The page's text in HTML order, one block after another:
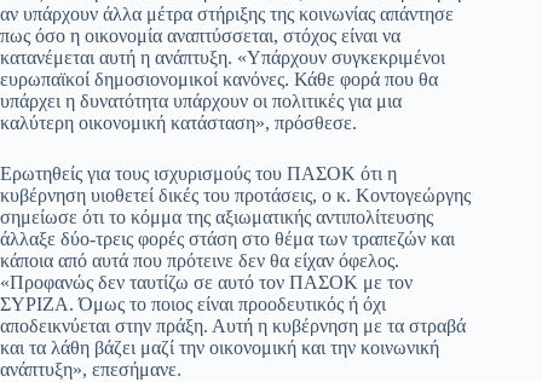
αν υπάρχουν άλλα μέτρα στήριξης της κοινωνίας απάντησε
πως όσο η οικονομία αναπτύσσεται, στόχος είναι να
κατανέμεται αυτή η ανάπτυξη. «Υπάρχουν συγκεκριμένοι
ευρωπαϊκοί δημοσιονομικοί κανόνες. Κάθε φορά που θα
υπάρχει η δυνατότητα υπάρχουν οι πολιτικές για μια
καλύτερη οικονομική κατάσταση», πρόσθεσε.
Ερωτηθείς για τους ισχυρισμούς του ΠΑΣΟΚ ότι η
κυβέρνηση υιοθετεί δικές του προτάσεις, ο κ. Κοντογεώργης
σημείωσε ότι το κόμμα της αξιωματικής αντιπολίτευσης
άλλαξε δύο-τρεις φορές στάση στο θέμα των τραπεζών και
κάποια από αυτά που πρότεινε δεν θα είχαν όφελος.
«Προφανώς δεν ταυτίζω σε αυτό τον ΠΑΣΟΚ με τον
ΣΥΡΙΖΑ. Όμως το ποιος είναι προοδευτικός ή όχι
αποδεικνύεται στην πράξη. Αυτή η κυβέρνηση με τα στραβά
και τα λάθη βάζει μαζί την οικονομική και την κοινωνική
ανάπτυξη», επεσήμανε.